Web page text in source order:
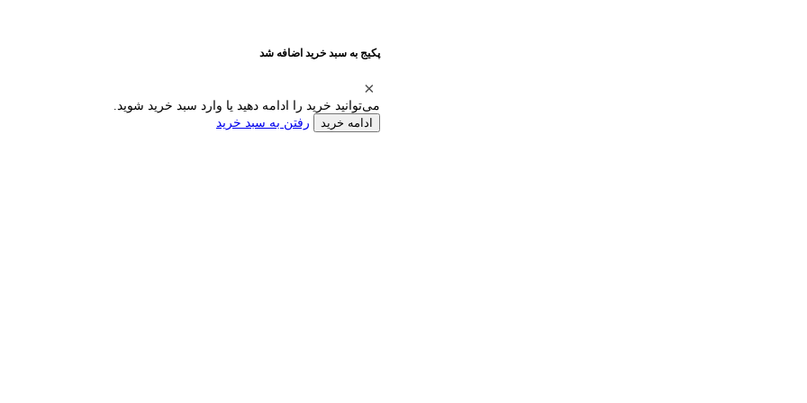
پکیج به سبد خرید اضافه شد
می‌توانید خرید را ادامه دهید یا وارد سبد خرید شوید.
ادامه خرید رفتن به سبد خرید